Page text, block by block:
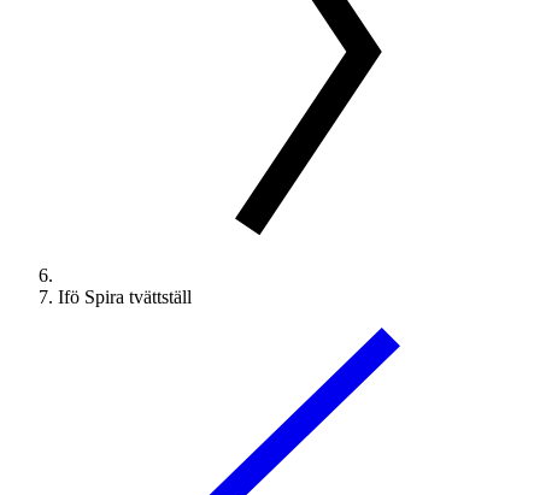
Ifö Spira tvättställ